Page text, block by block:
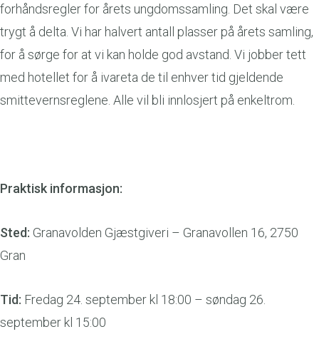
forhåndsregler for årets ungdomssamling. Det skal være
trygt å delta. Vi har halvert antall plasser på årets samling,
for å sørge for at vi kan holde god avstand. Vi jobber tett
med hotellet for å ivareta de til enhver tid gjeldende
smittevernsreglene. Alle vil bli innlosjert på enkeltrom.
Praktisk informasjon:
Sted: Granavolden Gjæstgiveri – Granavollen 16, 2750
Gran
Tid: Fredag 24. september kl 18:00 – søndag 26.
september kl 15:00